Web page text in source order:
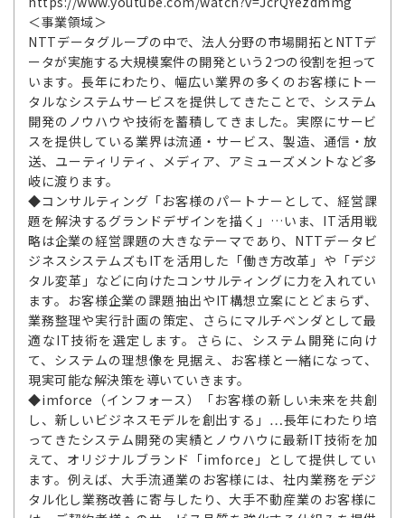
＜事業領域＞
NTTデータグループの中で、法人分野の市場開拓とNTTデ
ータが実施する大規模案件の開発という2つの役割を担って
います。長年にわたり、幅広い業界の多くのお客様にトー
タルなシステムサービスを提供してきたことで、システム
開発のノウハウや技術を蓄積してきました。実際にサービ
スを提供している業界は流通・サービス、製造、通信・放
送、ユーティリティ、メディア、アミューズメントなど多
岐に渡ります。
◆コンサルティング「お客様のパートナーとして、経営課
題を解決するグランドデザインを描く」…いま、IT活用戦
略は企業の経営課題の大きなテーマであり、NTTデータビ
ジネスシステムズもITを活用した「働き方改革」や「デジ
タル変革」などに向けたコンサルティングに力を入れてい
ます。お客様企業の課題抽出やIT構想立案にとどまらず、
業務整理や実行計画の策定、さらにマルチベンダとして最
適なIT技術を選定します。さらに、システム開発に向け
て、システムの理想像を見据え、お客様と一緒になって、
現実可能な解決策を導いていきます。
◆imforce（インフォース）「お客様の新しい未来を共創
し、新しいビジネスモデルを創出する」…長年にわたり培
ってきたシステム開発の実績とノウハウに最新IT技術を加
えて、オリジナルブランド「imforce」として提供してい
ます。例えば、大手流通業のお客様には、社内業務をデジ
タル化し業務改善に寄与したり、大手不動産業のお客様に